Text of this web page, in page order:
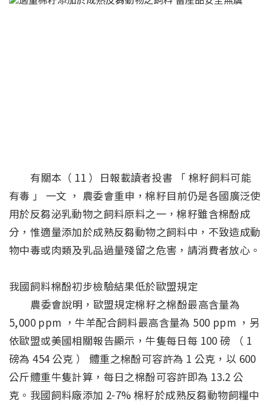
有關本（ 11 ）日報載讀者投書 「 棉籽飼料可能
有毒 」 一文 ， 農委會重申，棉籽目前仍是各國廣泛使
用於反芻泌乳動物之飼料原料之一，棉籽雖含棉酚成
分，惟適量添加於成熟反芻動物之飼料中，不致造成動
物中毒或肉類及乳品過量殘留之危害，請消費者放心。
我國飼料棉酚初步檢驗結果低於歐盟規定
農委會說明，歐盟規定棉籽之棉酚最高含量為
5,000 ppm ，牛羊配合飼料最高含量為 500 ppm ，另
依歐盟或美國相關報告顯示，牛隻每日每 100 磅 （ 1
磅為 454 公克 ） 體重之棉酚可容許為 1 公克，以 600
公斤體重牛隻計算，每日之棉酚可容許即為 13.2 公
克。我國飼料廠添加 2-7% 棉籽於成熟反芻動物飼糧中